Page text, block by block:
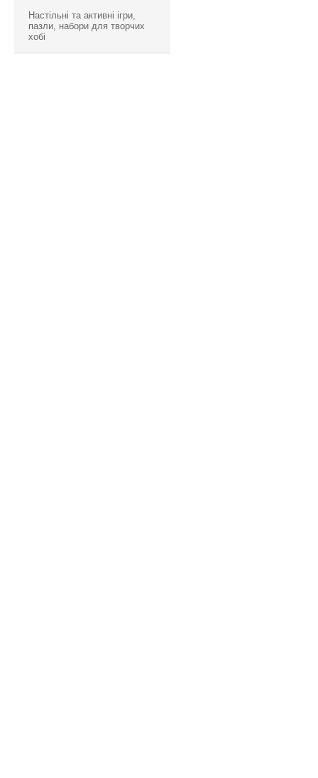
Настільні та активні ігри,
пазли, набори для творчих
хобі